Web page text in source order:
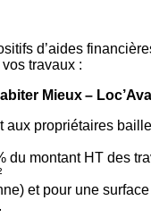
d’aides
vos travaux :
Mieux–
aux propriétaires
du montant HT des
et pour une